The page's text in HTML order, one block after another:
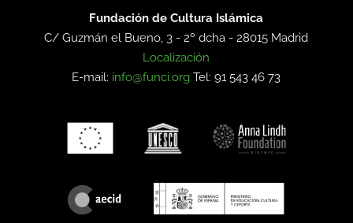
Fundación de Cultura Islámica
C/ Guzmán el Bueno, 3 - 2º dcha -28015 Madrid
Localización
E-mail: info@funci.org Tel: 91 543 46 73